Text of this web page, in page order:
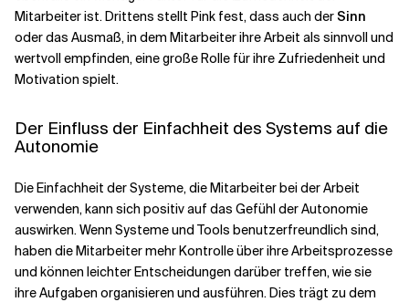
Mitarbeiter ist. Drittens stellt Pink fest, dass auch derSinn
oder das Ausmaß, in dem Mitarbeiter ihre Arbeit als sinnvoll und
wertvoll empfinden, eine große Rolle für ihre Zufriedenheit und
Motivation spielt.
Der Einfluss der Einfachheit des Systems auf die
Autonomie
Die Einfachheit der Systeme, die Mitarbeiter bei der Arbeit
verwenden, kann sich positiv auf das Gefühl der Autonomie
auswirken. Wenn Systeme und Tools benutzerfreundlich sind,
haben die Mitarbeiter mehr Kontrolle über ihre Arbeitsprozesse
und können leichter Entscheidungen darüber treffen, wie sie
ihre Aufgaben organisieren und ausführen. Dies trägt zu dem